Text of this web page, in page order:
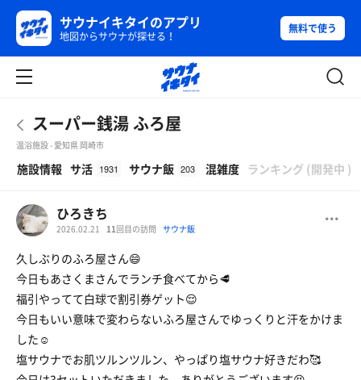
サウナイキタイのアプリ
地図からサウナが探せる！
無料で使う
スーパー銭湯 ふろ屋
温浴施設 - 愛知県 岡崎市
施設情報 サ活 1931 サウナ飯 203 混雑度 ランキング (開発中 )
ひろきち
2026.02.21 11回目の訪問 サウナ飯
久しぶりのふろ屋さん😄
今日もあさくまさんでランチ食べてから🥩
福引やってて白球で割引券ゲット😌
今日もいい意味で変わらないふろ屋さんでゆっくりと汗をかけま
した☺️
塩サウナでお肌ツルンツルン、やっぱり塩サウナ好きだわ🥰